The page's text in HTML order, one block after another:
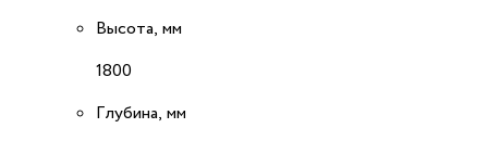
Высота, мм
1800
Глубина, мм